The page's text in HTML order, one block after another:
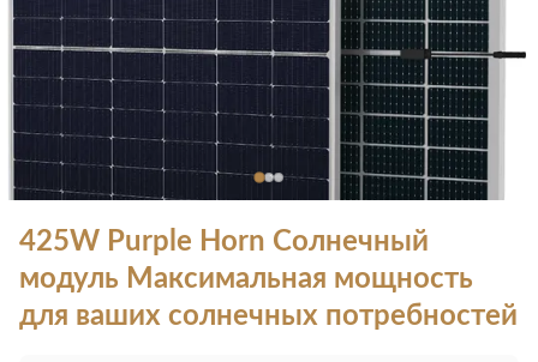
425W Purple Horn Солнечный
модуль Максимальная мощность
для ваших солнечных потребностей